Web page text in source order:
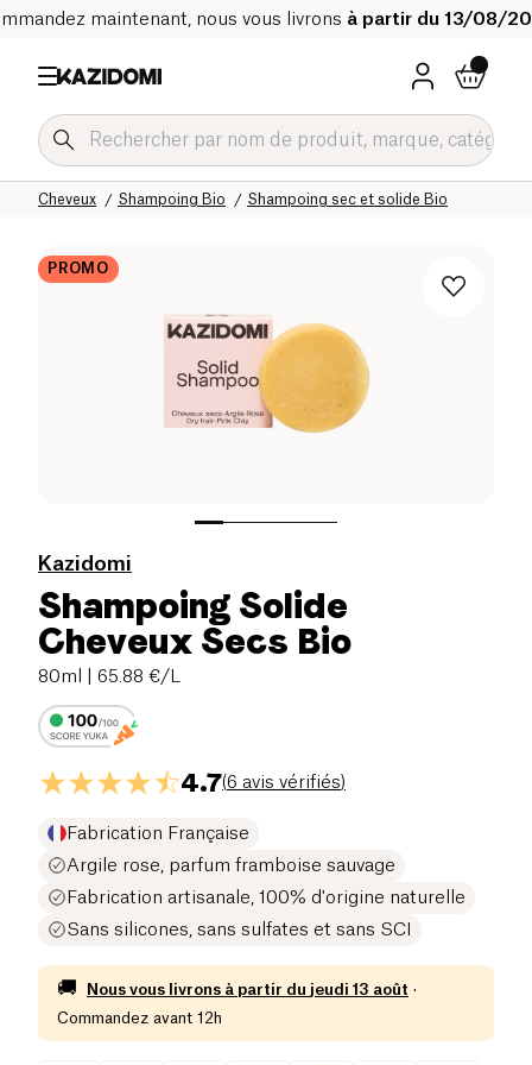
maintenant, nous vous livrons à partir du 13/08/
Shampoing sec et solide Bio
Shampoing Bio
Cheveux
Hygiène & Beauté
Notre catalogue bio
Accueil
PROMO
Kazidomi
Shampoing Solide
Cheveux Secs Bio
80ml | 65.88 €/L
4.7(6 avis vérifiés)
Fabrication Française
Argile rose, parfum framboise sauvage
Fabrication artisanale, 100% d'origine naturelle
Sans silicones, sans sulfates et sans SCI
🚚 Nous vous livrons à partir du jeudi 13 août ·
Commandez avant 12h